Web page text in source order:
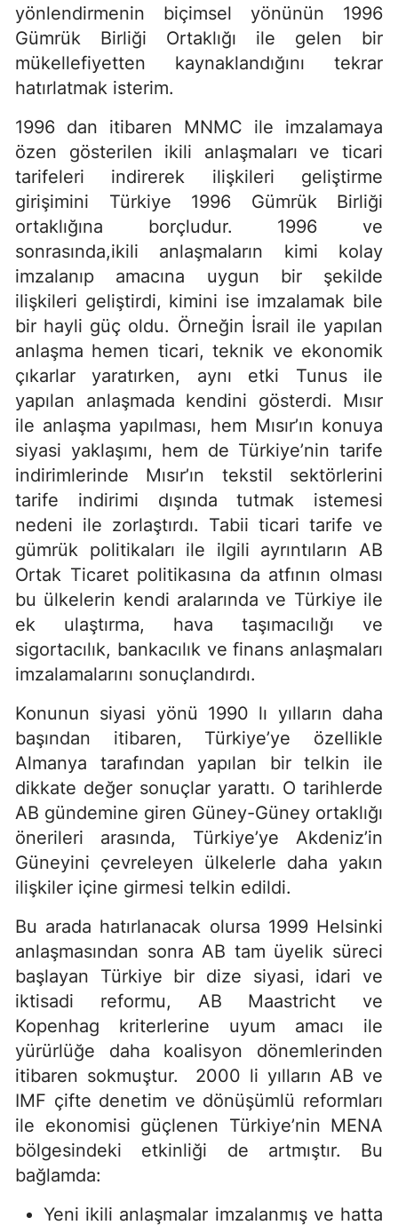
yönlendirmenin biçimsel yönünün 1996
Gümrük Birliği Ortaklığı ile gelen bir
mükellefiyetten kaynaklandığını tekrar
hatırlatmak isterim.
1996 dan itibaren MNMC ile imzalamaya
özen gösterilen ikili anlaşmaları ve ticari
tarifeleri indirerek ilişkileri geliştirme
girişimini Türkiye 1996 Gümrük Birliği
ortaklığına borçludur. 1996 ve
sonrasında,ikili anlaşmaların kimi kolay
imzalanıp amacına uygun bir şekilde
ilişkileri geliştirdi, kimini ise imzalamak bile
bir hayli güç oldu. Örneğin İsrail ile yapılan
anlaşma hemen ticari, teknik ve ekonomik
çıkarlar yaratırken, aynı etki Tunus ile
yapılan anlaşmada kendini gösterdi. Mısır
ile anlaşma yapılması, hem Mısır’ın konuya
siyasi yaklaşımı, hem de Türkiye’nin tarife
indirimlerinde Mısır’ın tekstil sektörlerini
tarife indirimi dışında tutmak istemesi
nedeni ile zorlaştırdı. Tabii ticari tarife ve
gümrük politikaları ile ilgili ayrıntıların AB
Ortak Ticaret politikasına da atfının olması
bu ülkelerin kendi aralarında ve Türkiye ile
ek ulaştırma, hava taşımacılığı ve
sigortacılık, bankacılık ve finans anlaşmaları
imzalamalarını sonuçlandırdı.
Konunun siyasi yönü 1990 lı yılların daha
başından itibaren, Türkiye’ye özellikle
Almanya tarafından yapılan bir telkin ile
dikkate değer sonuçlar yarattı. O tarihlerde
AB gündemine giren Güney-Güney ortaklığı
önerileri arasında, Türkiye’ye Akdeniz’in
Güneyini çevreleyen ülkelerle daha yakın
ilişkiler içine girmesi telkin edildi.
Bu arada hatırlanacak olursa 1999 Helsinki
anlaşmasından sonra AB tam üyelik süreci
başlayan Türkiye bir dize siyasi, idari ve
iktisadi reformu, AB Maastricht ve
Kopenhag kriterlerine uyum amacı ile
yürürlüğe daha koalisyon dönemlerinden
itibaren sokmuştur. 2000 li yılların AB ve
IMF çifte denetim ve dönüşümlü reformları
ile ekonomisi güçlenen Türkiye’nin MENA
bölgesindeki etkinliği de artmıştır. Bu
bağlamda:
Yeni ikili anlaşmalar imzalanmış ve hatta